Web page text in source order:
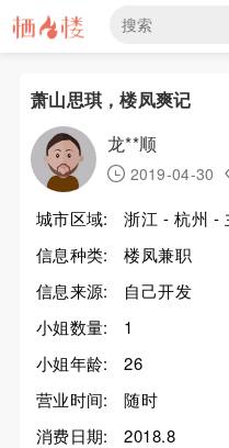
萧山思琪，楼凤爽记
龙**顺
2019-04-30
城市区域:
浙江 - 杭州 -
信息种类:
楼凤兼职
信息来源:
自己开发
小姐数量:
1
小姐年龄:
26
营业时间:
随时
消费日期:
2018.8